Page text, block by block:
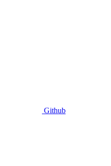
Github